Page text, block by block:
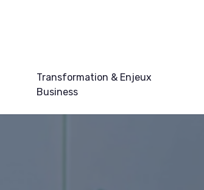
Transformation & Enjeux
Business